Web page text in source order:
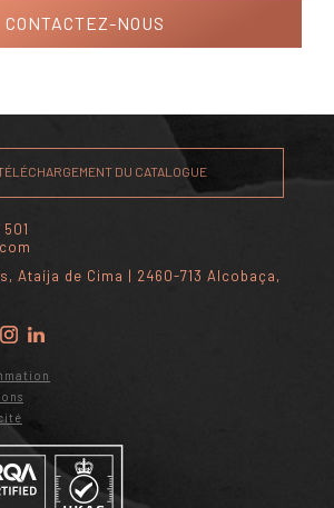
CONTACTEZ-NOUS
DU CATALOGUE
Ataíja de Cima | 2460-713 Alcobaça,